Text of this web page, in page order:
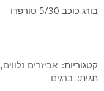
בורג כוכב 5/30 טורפדו
קטגוריות: אביזרים נלווים,
תגית: ברגים